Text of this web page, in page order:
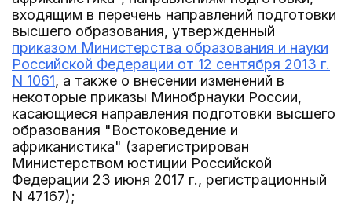
входящим в перечень направлений подготовки
высшего образования, утвержденный
приказом Министерства образования и науки
Российской Федерации от 12 сентября 2013 г.
N 1061, а также о внесении изменений в
некоторые приказы Минобрнауки России,
касающиеся направления подготовки высшего
образования "Востоковедение и
африканистика" (зарегистрирован
Министерством юстиции Российской
Федерации 23 июня 2017 г., регистрационный
N 47167);